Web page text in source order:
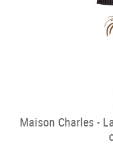
Maison Charles -